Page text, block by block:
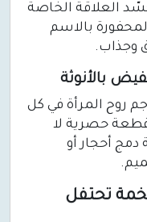
العلاقة الخاصة
بالاسم
وجذاب.
بالأنوثة
روح المرأة في كل
قطعة حصرية لا
أحجار أو
تحتفل